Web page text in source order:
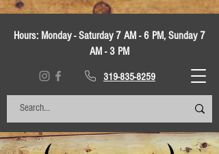
Hours: Monday - Saturday 7 AM - 6 PM, Sunday 7
AM - 3 PM
319-835-8259